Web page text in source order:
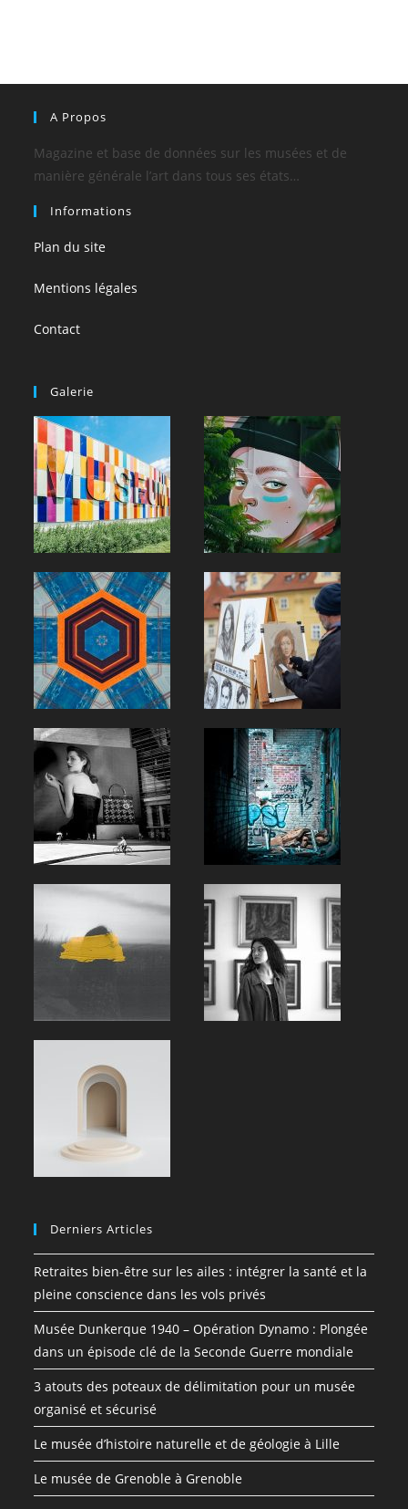
A Propos
Magazine et base de données sur les musées et de
manière générale l’art dans tous ses états…
Informations
Plan du site
Mentions légales
Contact
Galerie
Derniers Articles
Retraites bien-être sur les ailes : intégrer la santé et la
pleine conscience dans les vols privés
Musée Dunkerque 1940 – Opération Dynamo : Plongée
dans un épisode clé de la Seconde Guerre mondiale
3 atouts des poteaux de délimitation pour un musée
organisé et sécurisé
Le musée d’histoire naturelle et de géologie à Lille
Le musée de Grenoble à Grenoble